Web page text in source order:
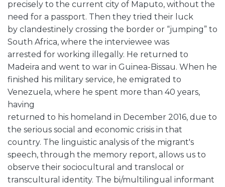
precisely to the current city of Maputo, without the
need for a passport. Then they tried their luck
by clandestinely crossing the border or “jumping” to
South Africa, where the interviewee was
arrested for working illegally. He returned to
Madeira and went to war in Guinea-Bissau. When he
finished his military service, he emigrated to
Venezuela, where he spent more than 40 years,
having
returned to his homeland in December 2016, due to
the serious social and economic crisis in that
country. The linguistic analysis of the migrant's
speech, through the memory report, allows us to
observe their sociocultural and translocal or
transcultural identity. The bi/multilingual informant